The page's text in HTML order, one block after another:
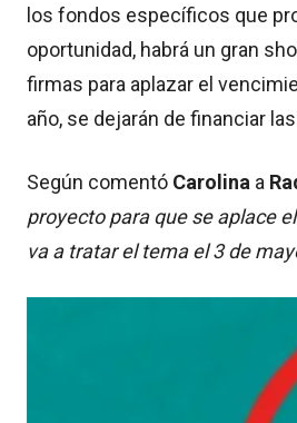
los fondos específicos que
oportunidad, habrá un gran
firmas para aplazar el
año, se dejarán de financiar
Según comentó Carolina a
proyecto para que se aplace
va a tratar el tema el 3 de